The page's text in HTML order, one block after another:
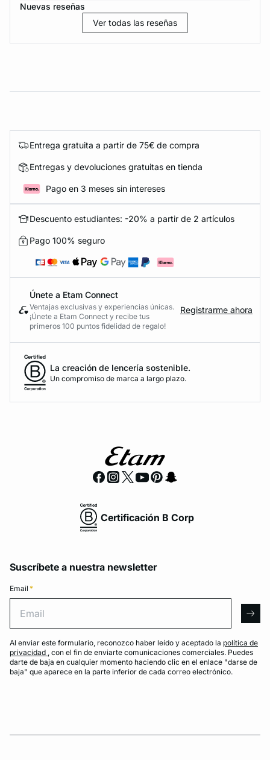
Nuevas reseñas
Ver todas las reseñas
Entrega gratuita a partir de 75€ de compra
Entregas y devoluciones gratuitas en tienda
Pago en 3 meses sin intereses
Descuento estudiantes: -20% a partir de 2 artículos
Pago 100% seguro
Únete a Etam Connect
Ventajas exclusivas y experiencias únicas.
¡Únete a Etam Connect y recibe tus
primeros 100 puntos fidelidad de regalo!
Registrarme ahora
La creación de lencería sostenible.
Un compromiso de marca a largo plazo.
Certificación B Corp
Suscríbete a nuestra newsletter
Email *
Al enviar este formulario, reconozco haber leído y aceptado la política de
privacidad , con el fin de enviarte comunicaciones comerciales. Puedes
darte de baja en cualquier momento haciendo clic en el enlace "darse de
baja" que aparece en la parte inferior de cada correo electrónico.